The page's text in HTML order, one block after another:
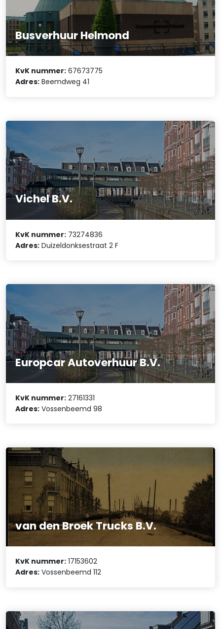
Busverhuur Helmond
KvK nummer: 67673775
Adres: Beemdweg 41
Vichel B.V.
KvK nummer: 73274836
Adres: Duizeldonksestraat 2 F
Europcar Autoverhuur B.V.
KvK nummer: 27161331
Adres: Vossenbeemd 98
van den Broek Trucks B.V.
KvK nummer: 17153602
Adres: Vossenbeemd 112